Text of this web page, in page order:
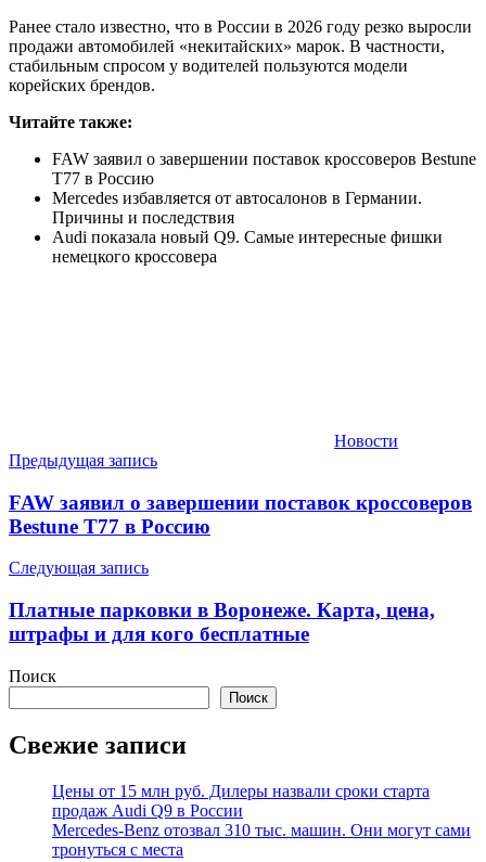
Ранее стало известно, что в России в 2026 году резко выросли
продажи автомобилей «некитайских» марок. В частности,
стабильным спросом у водителей пользуются модели
корейских брендов.
Читайте также:
FAW заявил о завершении поставок кроссоверов Bestune
T77 в Россию
Mercedes избавляется от автосалонов в Германии.
Причины и последствия
Audi показала новый Q9. Самые интересные фишки
немецкого кроссовера
Новости
Навигация
по
записям
Предыдущая запись
FAW заявил о завершении поставок кроссоверов
Bestune T77 в Россию
Следующая запись
Платные парковки в Воронеже. Карта, цена,
штрафы и для кого бесплатные
Поиск
Поиск
Свежие записи
Цены от 15 млн руб. Дилеры назвали сроки старта
продаж Audi Q9 в России
Mercedes-Benz отозвал 310 тыс. машин. Они могут сами
тронуться с места